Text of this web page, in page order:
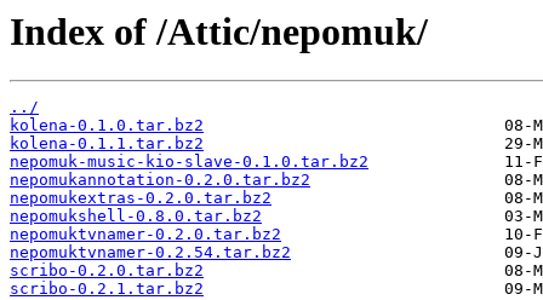
Index of /Attic/nepomuk/
../
kolena-0.1.0.tar.bz2
kolena-0.1.1.tar.bz2
nepomuk-music-kio-slave-0.1.0.tar.bz2
nepomukannotation-0.2.0.tar.bz2
nepomukextras-0.2.0.tar.bz2
nepomukshell-0.8.0.tar.bz2
nepomuktvnamer-0.2.0.tar.bz2
nepomuktvnamer-0.2.54.tar.bz2
scribo-0.2.0.tar.bz2
scribo-0.2.1.tar.bz2